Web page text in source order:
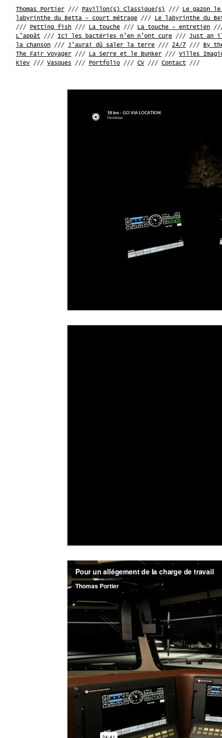
Thomas Portier /// Pavillon(s) Classique(s) ///
Le gazon
labyrinthe du Betta - court métrage ///
Le labyrinthe du
///
Petting fish /// La touche /// La touche - entretien
L'appât /// Ici les bactéries n'en n'ont cure /// Just an
la chanson /// J'aurai dû saler la terre /// 24/7 ///
By
The Fair Voyager /// La Serre et le Bunker /// Villes
Kiev /// Vasques /// Portfolio /// CV /// Contact ///